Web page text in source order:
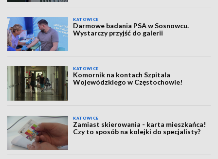
KATOWICE
Darmowe badania PSA w Sosnowcu.
Wystarczy przyjść do galerii
KATOWICE
Komornik na kontach Szpitala
Wojewódzkiego w Częstochowie!
KATOWICE
Zamiast skierowania - karta mieszkańca!
Czy to sposób na kolejki do specjalisty?